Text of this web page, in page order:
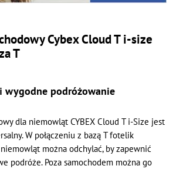
Cybex Cloud T i-size
T
wygodne podróżowanie
dla niemowląt CYBEX Cloud T i-Size jest
W połączeniu z bazą T fotelik
można odchylać, by zapewnić
podróże. Poza samochodem można go